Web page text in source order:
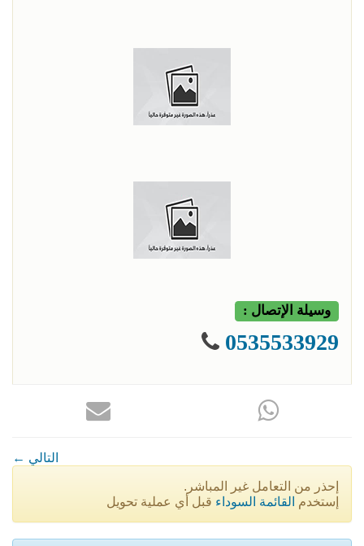
وسيلة الإتصال :
0535533929
← التالي
إحذر من التعامل غير المباشر.
إستخدم القائمة السوداء قبل أي عملية تحويل